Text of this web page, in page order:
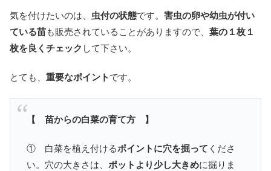
気を付けたいのは、 虫付の状態です。 害虫の卵や幼虫が付い
ている苗も販売されていることがありますので、 葉の１枚１
枚を良くチェック して下さい。
とても、 重要なポイント です。
【 苗からの白菜の育て方 】
① 白菜を植え付けるポイントに穴を掘って くださ
い。穴の大きさは、 ポットより少し大きめに掘りま